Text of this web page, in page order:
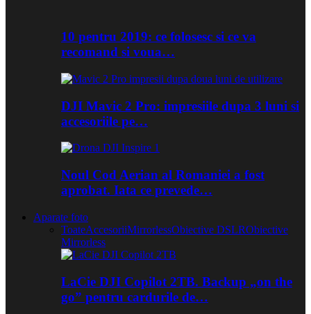
10 pentru 2019: ce folosesc si ce va
recomand si voua…
DJI Mavic 2 Pro: impresiile dupa 3 luni si
accesoriile pe…
Noul Cod Aerian al Romaniei a fost
aprobat. Iata ce prevede…
Aparate foto
ToateAccesoriiMirrorlessObiective DSLRObiective
Mirrorless
LaCie DJI Copilot 2TB. Backup „on the
go” pentru cardurile de…